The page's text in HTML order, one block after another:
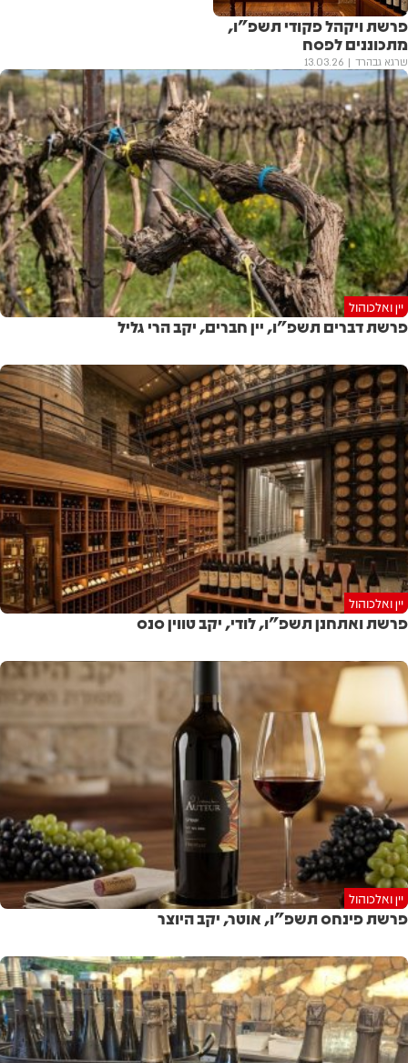
פרשת ויקהל פקודי תשפ"ו,
מתכוננים לפסח
שרגא גבהרד 13.03.26
יין ואלכוהול
פרשת דברים תשפ"ו, יין חברים, יקב הרי גליל
יין ואלכוהול
פרשת ואתחנן תשפ"ו, לודי, יקב טווין סנס
יין ואלכוהול
פרשת פינחס תשפ"ו, אוטר, יקב היוצר